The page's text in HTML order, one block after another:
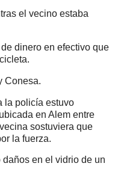
el vecino estaba
dinero en efectivo que
Conesa.
la policía estuvo
en Alem entre
sostuviera que
la fuerza.
en el vidrio de un